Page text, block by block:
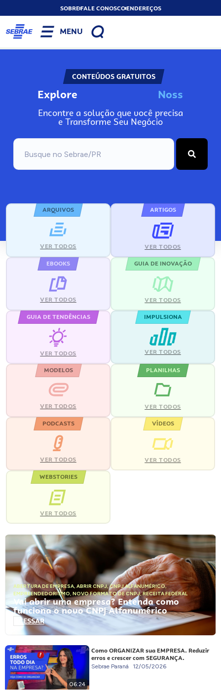
SOBREFALE CONOSCOENDEREÇOS
MENU
CONTEÚDOS GRATUITOS
Explore No
Encontre a solução que você precisa
e Transforme Seu Negócio
ARQUIVOS
VER TODOS
ARTIGOS
VER TODOS
EBOOKS
VER TODOS
GUIA DE INOVAÇÃO
VER TODOS
GUIA DE TENDÊNCIAS
VER TODOS
IMPULSIONA
VER TODOS
MODELOS
VER TODOS
PLANILHAS
VER TODOS
PODCASTS
VER TODOS
VÍDEOS
VER TODOS
WEBSTORIES
VER TODOS
ABERTURA DE EMPRESA, ABRIR CNPJ,CNPJ ALFANUMÉRICO,
EMPREENDEDORISMO, NOVO FORMATO DE CNPJ,RECEITA FEDERAL
Vai abrir uma empresa? Entenda como
funciona o novo CNPJ Alfanumérico
ACESSAR
06:24
Como ORGANIZAR sua EMPRESA. Reduzir
erros e crescer com SEGURANÇA.
Sebrae Paraná 12/05/2026